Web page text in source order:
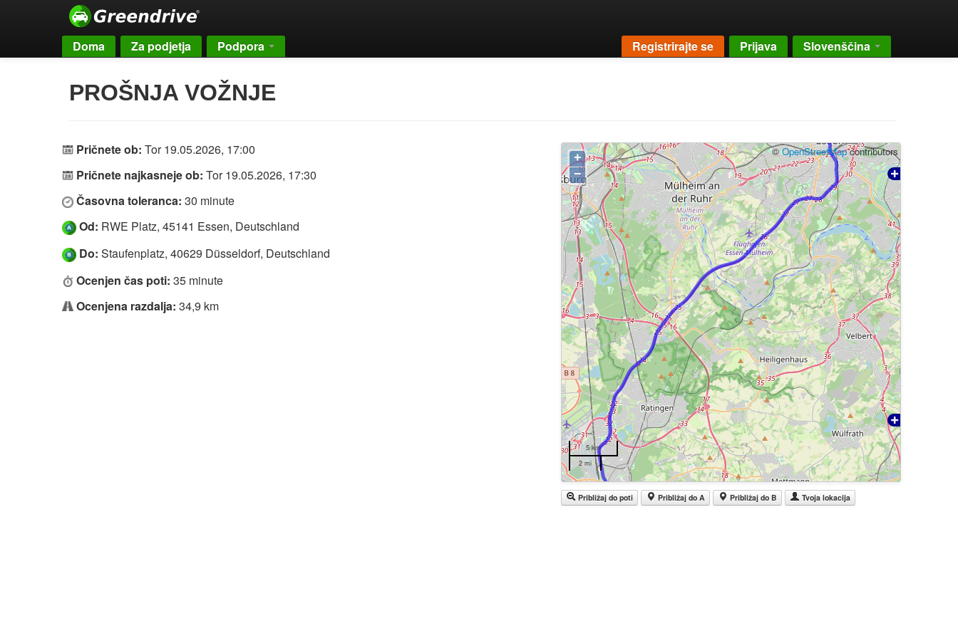
Doma Za podjetja Podpora Registrirajte se Prijava Slovenščina
PROŠNJA VOŽNJE
Pričnete ob: Tor 19.05.2026, 17:00
Pričnete najkasneje ob: Tor 19.05.2026, 17:30
Časovna toleranca: 30 minute
Od: RWE Platz, 45141 Essen, Deutschland
Do: Staufenplatz, 40629 Düsseldorf, Deutschland
Ocenjen čas poti: 35 minute
Ocenjena razdalja: 34,9 km
+
−
©OpenStreetMapcontributors
5 km
2 mi
Približaj do poti Približaj do A Približaj do B Tvoja lokacija